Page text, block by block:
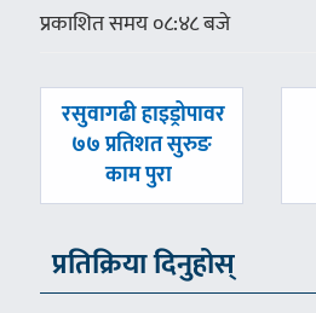
प्रकाशित समय ०८:४८ बजे
पछिल्लाे
रसुवागढी हाइड्रोपावर
७७ प्रतिशत सुरुङ
काम पुरा
प्रतिक्रिया दिनुहोस्